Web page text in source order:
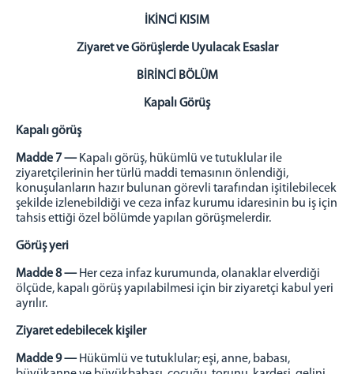
İKİNCİ KISIM
Ziyaret ve Görüşlerde Uyulacak Esaslar
BİRİNCİ BÖLÜM
Kapalı Görüş
Kapalı görüş
Madde 7 — Kapalı görüş, hükümlü ve tutuklular ile
ziyaretçilerinin her türlü maddi temasının önlendiği,
konuşulanların hazır bulunan görevli tarafından işitilebilecek
şekilde izlenebildiği ve ceza infaz kurumu idaresinin bu iş için
tahsis ettiği özel bölümde yapılan görüşmelerdir.
Görüş yeri
Madde 8 —Her ceza infaz kurumunda, olanaklar elverdiği
ölçüde, kapalı görüş yapılabilmesi için bir ziyaretçi kabul yeri
ayrılır.
Ziyaret edebilecek kişiler
Madde 9 — Hükümlü ve tutuklular; eşi, anne, babası,